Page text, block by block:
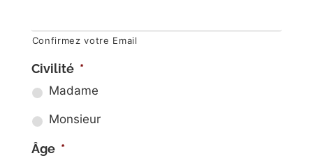
Confirmez votre Email
Civilité *
Madame
Monsieur
Âge *